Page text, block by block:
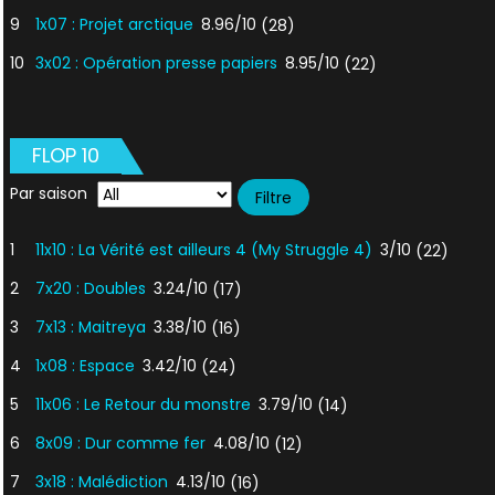
9
1x07 : Projet arctique 8.96/10 (28)
10 3x02 : Opération presse papiers 8.95/10 (22)
FLOP 10
Par saison
1 11x10 : La Vérité est ailleurs 4 (My Struggle 4) 3/10 (22)
2
7x20 : Doubles 3.24/10 (17)
3
7x13 : Maitreya 3.38/10 (16)
4
1x08 : Espace 3.42/10 (24)
5
11x06 : Le Retour du monstre 3.79/10 (14)
6
8x09 : Dur comme fer 4.08/10 (12)
7
3x18 : Malédiction 4.13/10 (16)